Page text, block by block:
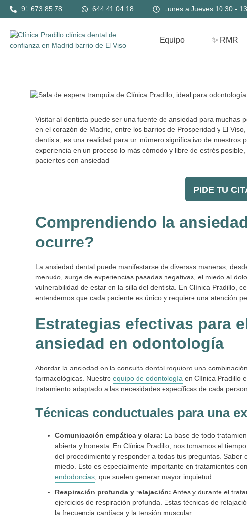
91 673 85 78 644 41 04 18 Lunes a Jueves 10:30 -
Equipo ✨ RMR
Visitar al dentista puede ser una fuente de ansiedad para muchas
en el corazón de Madrid, entre los barrios de Prosperidad y El
dentista, es una realidad para un número significativo de nuestros
experiencia en un proceso lo más cómodo y libre de estrés
pacientes con ansiedad.
PIDE TU
Comprendiendo la
ocurre?
La ansiedad dental puede manifestarse de diversas maneras,
menudo, surge de experiencias pasadas negativas, el miedo al
vulnerabilidad de estar en la silla del dentista. En Clínica Pradillo,
entendemos que cada paciente es único y requiere una atención
Estrategias efectivas para
ansiedad en odontología
Abordar la ansiedad en la consulta dental requiere una
farmacológicas. Nuestro equipo de odontología en Clínica Pradillo
tratamiento adaptado a las necesidades específicas de cada
Técnicas conductuales para una
Comunicación empática y clara: La base de todo
abierta y honesta. En Clínica Pradillo, nos tomamos el
del procedimiento y responder a todas tus preguntas.
miedo. Esto es especialmente importante en tratamientos
endodoncias , que suelen generar mayor inquietud.
Respiración profunda y relajación: Antes y durante el
ejercicios de respiración profunda. Estas técnicas de
la frecuencia cardíaca y la tensión muscular.